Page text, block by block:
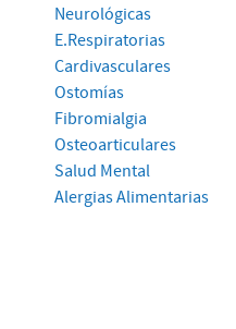
Neurológicas
E.Respiratorias
Cardivasculares
Ostomías
Fibromialgia
Osteoarticulares
Salud Mental
Alergias Alimentarias